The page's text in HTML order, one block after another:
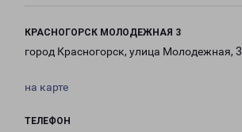
КРАСНОГОРСК МОЛОДЕЖНАЯ 3
город Красногорск, улица Молодежная, 3
на карте
ТЕЛЕФОН